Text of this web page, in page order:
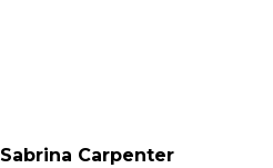
Sabrina Carpenter